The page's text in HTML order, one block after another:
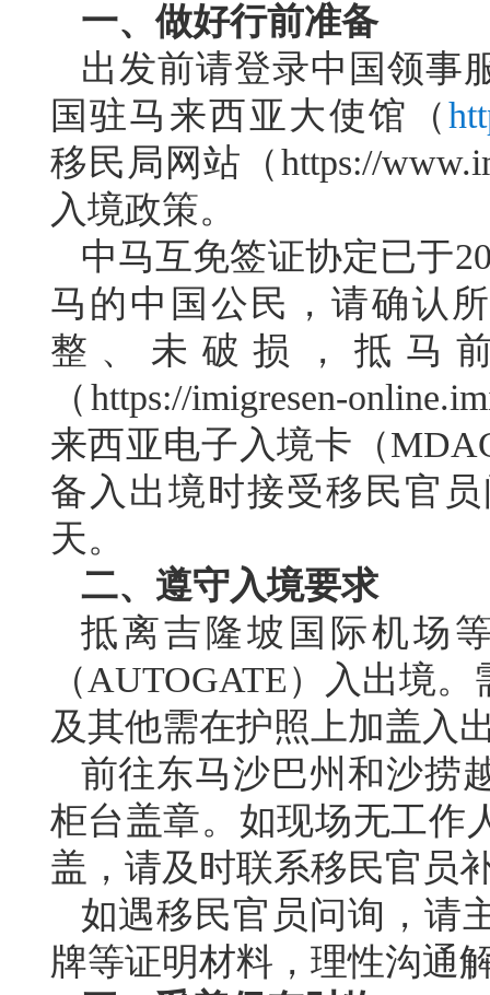
一、做好行前准备
出发前请登录中国领事
国驻马来西亚大使馆（
移民局网站（https://
入境政策。
中马互免签证协定已于
马的中国公民，请确认
整、未破损，抵马
（https://imigresen-
来西亚电子入境卡（
备入出境时接受移民官
天。
二、遵守入境要求
抵离吉隆坡国际机场
（AUTOGATE）入出境
及其他需在护照上加盖入
前往东马沙巴州和沙捞
柜台盖章。如现场无工作
盖，请及时联系移民官员
如遇移民官员问询，请
牌等证明材料，理性沟通